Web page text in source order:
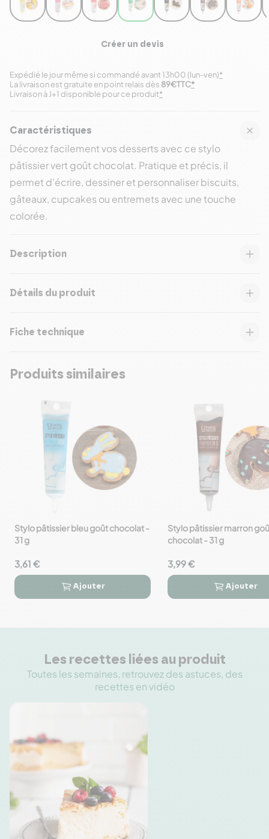
Créer un devis
Expédié le jour même si commandé avant 13h00 (lun-ven)*
Livraison à J+1 disponible pour ce produit*
La livraison est gratuite en point relais dès 89€TTC*
Caractéristiques
Décorez facilement vos desserts avec ce stylo
pâtissier vert goût chocolat. Pratique et précis, il
permet d’écrire, dessiner et personnaliser biscuits,
gâteaux, cupcakes ou entremets avec une touche
colorée.
Description
Détails du produit
Fiche technique
Produits similaires
favorite_border
Stylo pâtissier bleu goût chocolat -
31 g
3,61 €
 
Ajouter
favorite_border
Stylo pâtissier marron
chocolat - 31 g
3,99 €
 
Ajouter
Les recettes liées au produit
Toutes les semaines, retrouvez des astuces, des
recettes en vidéo